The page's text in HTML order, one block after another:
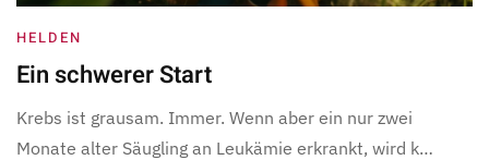
HELDEN
Ein schwerer Start
Krebs ist grausam. Immer. Wenn aber ein nur zwei
Monate alter Säugling an Leukämie erkrankt, wird k…